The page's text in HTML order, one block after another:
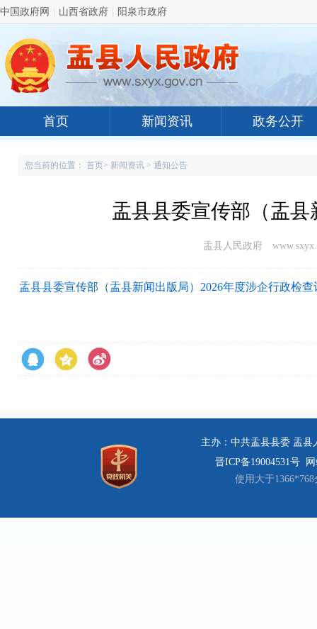
中国政府网 山西省政府 阳泉市政府
首页 新闻资讯 政务公开
您当前的位置： 首页> 新闻资讯 > 通知公告
盂县县委宣传部（盂
盂县人民政府
盂县县委宣传部（盂县新闻出版局）2026年度涉企行政检查
主办：中共盂县县委 盂县
晋ICP备19004531号
使用大于